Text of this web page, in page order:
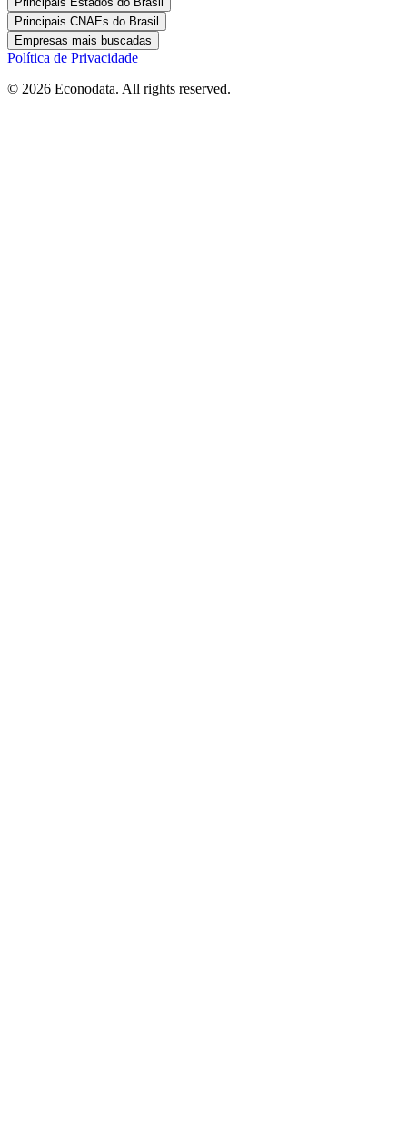
Principais CNAEs do Brasil
Empresas mais buscadas
Política de Privacidade
© 2026 Econodata. All rights reserved.